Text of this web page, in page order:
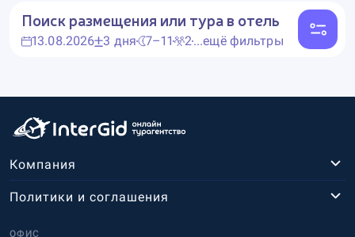
Поиск размещения или тура в отель
13.08.2026 3 дня 7–11 2...ещё фильтры
Компания
ОФИС
Политики и соглашения